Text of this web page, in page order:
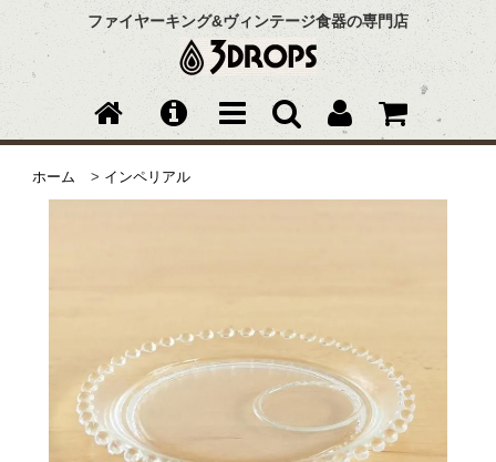
ファイヤーキング&ヴィンテージ食器の専門店
ホーム > インペリアル